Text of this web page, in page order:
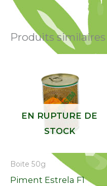
Produits similaires
EN RUPTURE DE
STOCK
Boite 50g
Piment Estrela F1